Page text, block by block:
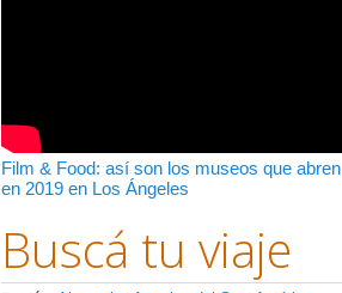
Film & Food: así son los museos que abren
en 2019 en Los Ángeles
Buscá tu viaje